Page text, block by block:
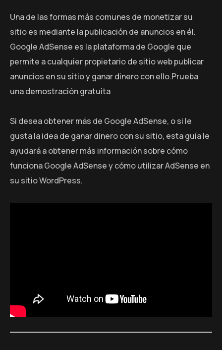
Una de las formas más comunes de monetizar su
sitio es mediante la publicación de anuncios en él.
Google AdSense es la plataforma de Google que
permite a cualquier propietario de sitio web publicar
anuncios en su sitio y ganar dinero con ello.Prueba
una demostración gratuita
Si desea obtener más de Google AdSense, o si le
gusta la idea de ganar dinero con su sitio, esta guía le
ayudará a obtener más información sobre cómo
funciona Google AdSense y cómo utilizar AdSense en
su sitio WordPress.